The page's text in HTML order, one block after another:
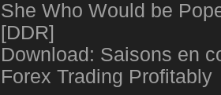
She Who Would be
[DDR]
Download: Saisons en
Forex Trading Profitably